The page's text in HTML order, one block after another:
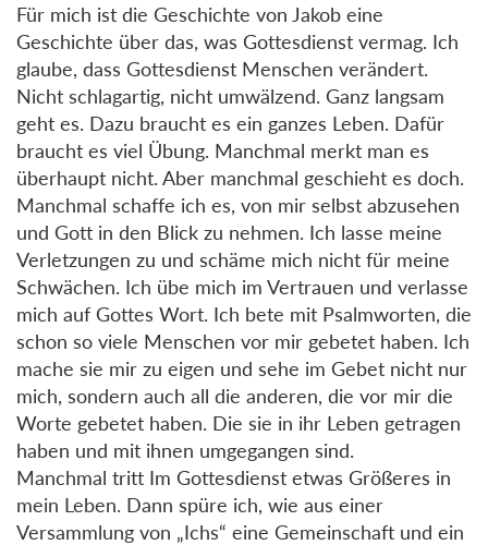
Für mich ist die Geschichte von Jakob eine
Geschichte über das, was Gottesdienst vermag. Ich
glaube, dass Gottesdienst Menschen verändert.
Nicht schlagartig, nicht umwälzend. Ganz langsam
geht es. Dazu braucht es ein ganzes Leben. Dafür
braucht es viel Übung. Manchmal merkt man es
überhaupt nicht. Aber manchmal geschieht es doch.
Manchmal schaffe ich es, von mir selbst abzusehen
und Gott in den Blick zu nehmen. Ich lasse meine
Verletzungen zu und schäme mich nicht für meine
Schwächen. Ich übe mich im Vertrauen und verlasse
mich auf Gottes Wort. Ich bete mit Psalmworten, die
schon so viele Menschen vor mir gebetet haben. Ich
mache sie mir zu eigen und sehe im Gebet nicht nur
mich, sondern auch all die anderen, die vor mir die
Worte gebetet haben. Die sie in ihr Leben getragen
haben und mit ihnen umgegangen sind.
Manchmal tritt Im Gottesdienst etwas Größeres in
mein Leben. Dann spüre ich, wie aus einer
Versammlung von „Ichs“ eine Gemeinschaft und ein